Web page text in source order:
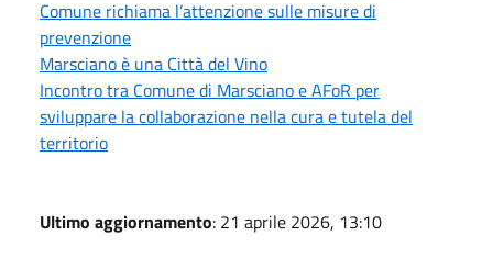
Comune richiama l’attenzione sulle misure di
prevenzione
Marsciano è una Città del Vino
Incontro tra Comune di Marsciano e AFoR per
sviluppare la collaborazione nella cura e tutela del
territorio
Ultimo aggiornamento: 21 aprile 2026, 13:10